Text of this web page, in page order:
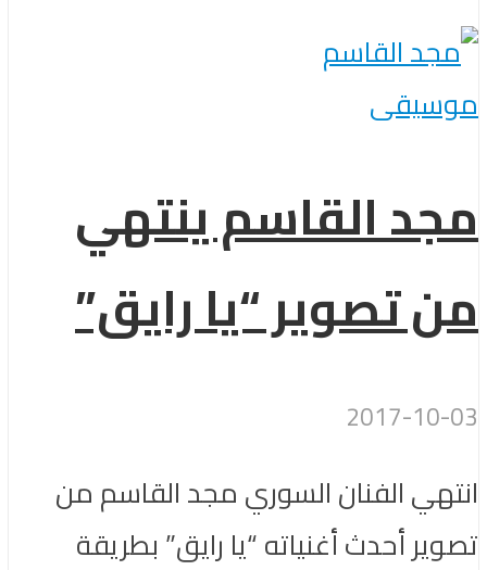
موسيقى
مجد القاسم ينتهي
من تصوير “يا رايق”
2017-10-03
انتهي الفنان السوري مجد القاسم من
تصوير أحدث أغنياته “يا رايق” بطريقة